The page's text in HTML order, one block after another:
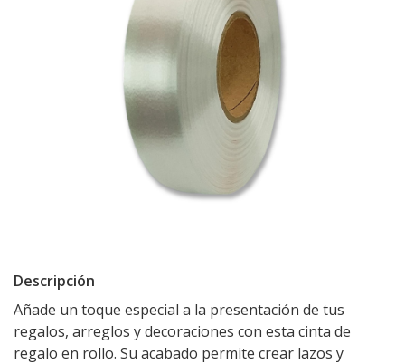
Descripción
Añade un toque especial a la presentación de tus
regalos, arreglos y decoraciones con esta cinta de
regalo en rollo. Su acabado permite crear lazos y